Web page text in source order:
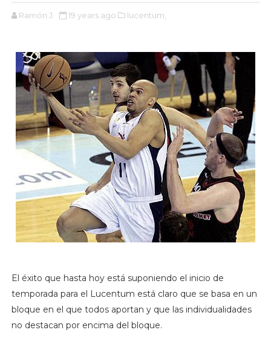
Ramón J. 19 years ago lucentum,
El éxito que hasta hoy está suponiendo el inicio de
temporada para el Lucentum está claro que se basa en un
bloque en el que todos aportan y que las individualidades
no destacan por encima del bloque.